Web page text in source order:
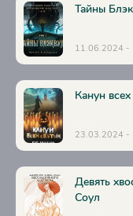
Тайны
11.06.2024 -
Канун
23.03.2024 -
Девять
Соул